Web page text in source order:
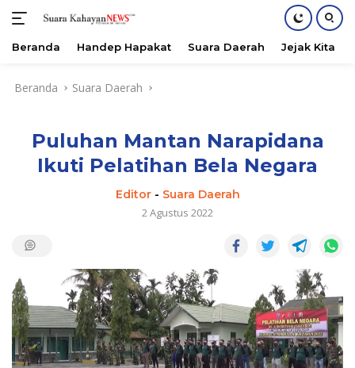
Beranda Handep Hapakat Suara Daerah Jejak Kita
Beranda Suara Daerah
Puluhan Mantan Narapidana
Ikuti Pelatihan Bela Negara
Editor- Suara Daerah
2 Agustus 2022